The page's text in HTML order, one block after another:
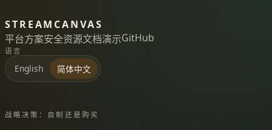
STREAMCANVAS
平台方案安全资源文档演示GitHub
语言
English 简体中文
战略决策：自制还是购买